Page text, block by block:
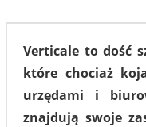
Verticale to dość
które chociaż
urzędami i
znajdują swoje